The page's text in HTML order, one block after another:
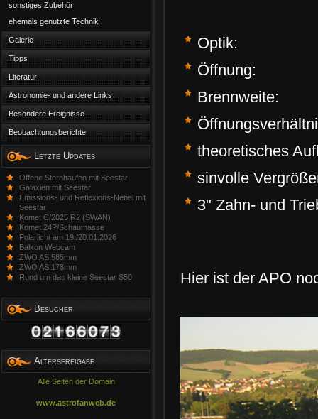
sonstiges Zubehör
ehemals genutzte Technik
Galerie
Tipps
Literatur
Astronomie- und andere Links
Besondere Ereignisse
Beobachtungsberichte
Letzte Updates
Offene Sternhaufen mit Seestar
Galaxien mit Seestar
Emissions- und Reflexions-Nebel mit
Seestar
Komet C/2025 R2 (SWAN)
Komet 24P/Schaumasse
Polarlicht am 19./20.01.2026
Balkon Webcam
ZWO ASI585mm
ZWO ASI178mm
Rund um das kleine Seestar S50
Besucher
Altersfreigabe
Alle Seiten der Domain
www.astrofanweb.de
Öffnung:
Brennweite:
theoretisches
sinvolle
3" Zahn- und
Hier ist der APO